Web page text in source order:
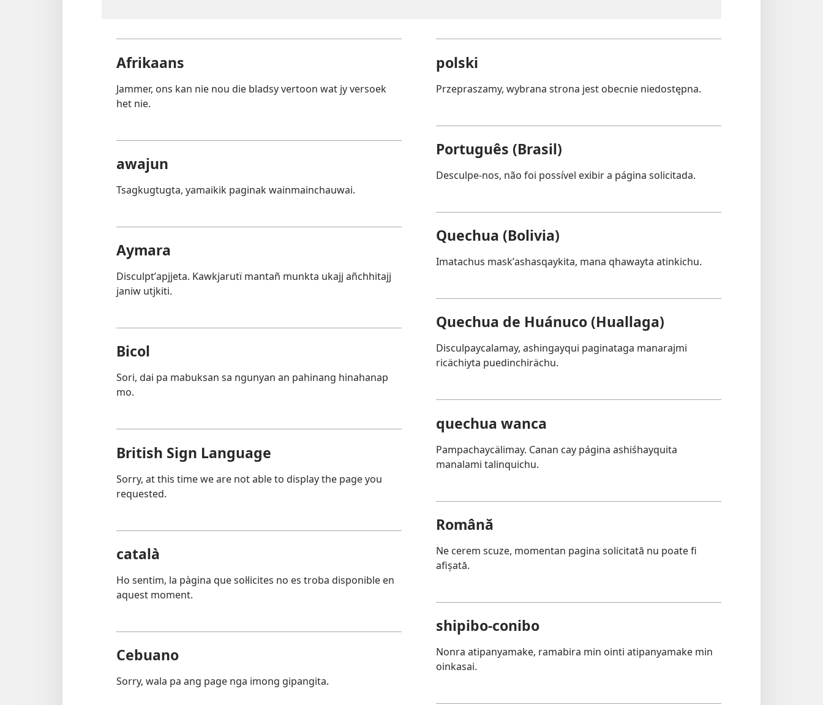
Afrikaans
Jammer, ons kan nie nou die bladsy vertoon wat jy versoek
het nie.
awajun
Tsagkugtugta, yamaikik paginak wainmainchauwai.
Aymara
Disculptʼapjjeta. Kawkjarutï mantañ munkta ukajj añchhitajj
janiw utjkiti.
Bicol
Sori, dai pa mabuksan sa ngunyan an pahinang hinahanap
mo.
British Sign Language
Sorry, at this time we are not able to display the page you
requested.
català
Ho sentim, la pàgina que sol·licites no es troba disponible en
aquest moment.
Cebuano
Sorry, wala pa ang page nga imong gipangita.
polski
Przepraszamy, wybrana strona jest obecnie niedostępna.
Português (Brasil)
Desculpe-nos, não foi possível exibir a página solicitada.
Quechua (Bolivia)
Imatachus maskʼashasqaykita, mana qhawayta atinkichu.
Quechua de Huánuco (Huallaga)
Disculpaycalamay, ashingayqui paginataga manarajmi
ricächiyta puedinchirächu.
quechua wanca
Pampachaycälimay. Canan cay página ashiśhayquita
manalami talinquichu.
Română
Ne cerem scuze, momentan pagina solicitată nu poate fi
afișată.
shipibo-conibo
Nonra atipanyamake, ramabira min ointi atipanyamake min
oinkasai.